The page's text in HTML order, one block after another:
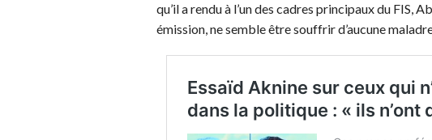
qu’il a rendu à l’un des cadres principaux du FIS,
émission, ne semble être souffrir d’aucune